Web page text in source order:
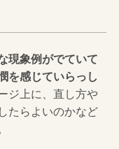
現象例がでていて
を感じていらっし
ジ上に、直し方や
たらよいのかなど